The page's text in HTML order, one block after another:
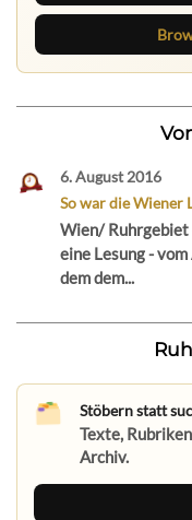
6. August 2016
So war die Wiener
Wien/ Ruhrgebiet
eine Lesung -
dem dem...
Stöbern statt
Texte,
Archiv.